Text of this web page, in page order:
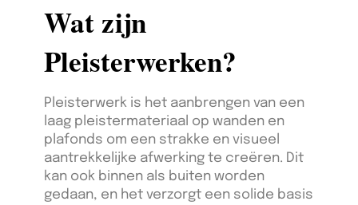
Wat zijn
Pleisterwerken?
Pleisterwerk is het aanbrengen van een
laag pleistermateriaal op wanden en
plafonds om een strakke en visueel
aantrekkelijke afwerking te creëren. Dit
kan ook binnen als buiten worden
gedaan, en het verzorgt een solide basis